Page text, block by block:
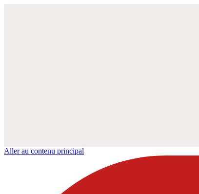
Aller au contenu principal